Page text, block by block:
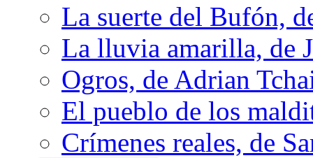
La suerte del Bufón,
La lluvia amarilla, de
Ogros, de Adrian
El pueblo de los
Crímenes reales, de